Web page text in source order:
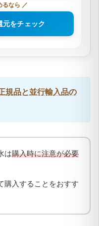
るなら ／
をチェック
規品と並行輸入品の
は購入時に注意が必要
購入することをおすす